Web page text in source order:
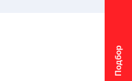
П
о
д
б
о
р
м
о
т
о
р
-
р
е
д
у
к
т
о
р